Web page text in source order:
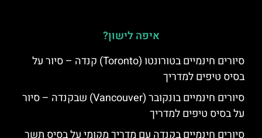
איפה לישון?
סיורים חינמיים בטורונטו (Toronto) קנדה – סיור על
בסיס טיפים למדריך
סיורים חינמיים בונקובר (Vancouver) שבקנדה – סיור
על בסיס טיפים למדריך